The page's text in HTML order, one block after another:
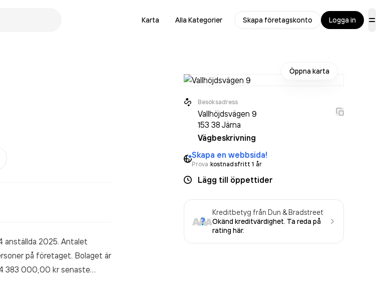
Karta Alla Kategorier Skapa företagskonto Logga in
anställda 2025. Antalet
på företaget. Bolaget är
383 000,00 krsenaste
Öppna karta
Besöksadress
Vallhöjdsvägen 9
153 38 Järna
Vägbeskrivning
Skapa en webbsida!
Prova kostnadsfritt 1 år
Lägg till öppettider
Kreditbetyg från Dun & Bradstreet
Okänd kreditvärdighet. Ta reda på
rating här.